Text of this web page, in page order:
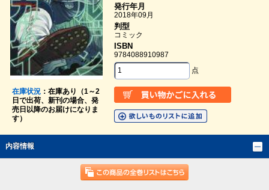
在庫状況：在庫あり（1～2
日で出荷、新刊の場合、発
売日以降のお届けになりま
す）
発行年月
2018年09月
判型
コミック
ISBN
9784088910987
点
内容情報